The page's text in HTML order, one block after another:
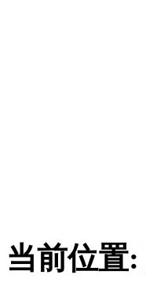
当前位置: